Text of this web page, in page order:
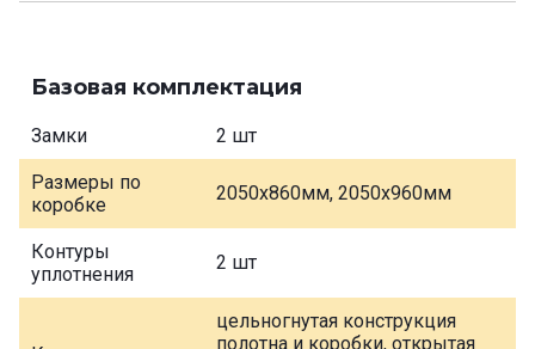
Базовая комплектация
Замки 2 шт
Размеры по
коробке
2050х860мм, 2050х960мм
Контуры
уплотнения
2 шт
цельногнутая конструкция
полотна и коробки, открытая